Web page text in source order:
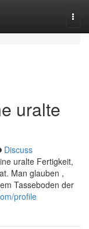
uralte
Discuss
uralte Fertigkeit,
Man glauben ,
Tasseboden der
profile